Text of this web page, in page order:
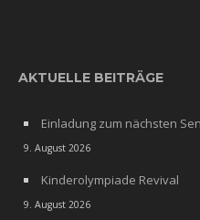
AKTUELLE BEITRÄGE
Einladung zum nächsten
9. August 2026
Kinderolympiade Revival
9. August 2026